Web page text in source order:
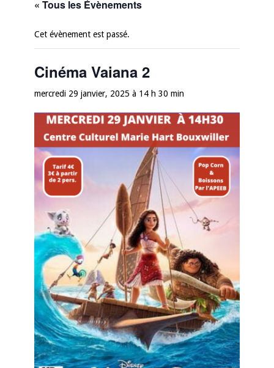
« Tous les Évènements
Cet évènement est passé.
Cinéma Vaiana 2
mercredi 29 janvier, 2025 à 14 h 30 min